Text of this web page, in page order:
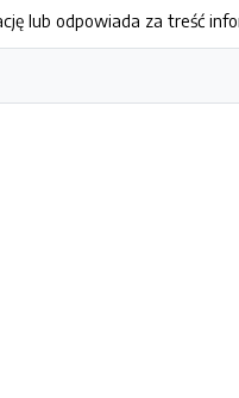
lub odpowiada za treść